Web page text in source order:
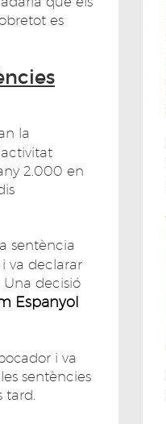
es
la
2.000 en
sentència
va declarar
Una decisió
Espanyol
i va
sentències
tard.